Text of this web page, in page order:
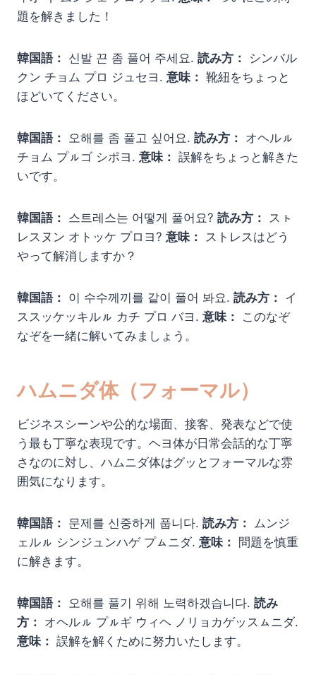
題を解きました！
韓国語： 신발 끈 좀 풀어 주세요. 読み方：
シンバル
クン チョム プロ ジュセヨ. 意味： 靴紐をちょっと
ほどいてください。
韓国語： 오해를 좀 풀고 싶어요. 読み方： オヘルㇽ
チョム プㇽゴ シポヨ. 意味： 誤解をちょっと解きた
いです。
韓国語： 스트레스는 어떻게 풀어요? 読み方： スㇳ
レスヌン オトッケ プロヨ? 意味： ストレスはどう
やって解消しますか？
韓国語： 이 수수께끼를 같이 풀어 봐요. 読み方： イ
ススッケッキルㇽ カチ プロ バヨ. 意味：
このなぞ
なぞを一緒に解いてみましょう。
ハムニダ体（フォーマル）
ビジネスシーンや公的な場面、接客、発表などで使
う最も丁寧な表現です。ヘヨ体が日常会話的な丁寧
さなのに対し、ハムニダ体はグッとフォーマルな雰
囲気になります。
韓国語： 문제를 신중하게 풉니다. 読み方： ムンジ
ェルㇽ シンジュンハゲ プㇺニダ. 意味：
問題を慎重
に解きます。
韓国語： 오해를 풀기 위해 노력하겠습니다. 読み
方： オヘルㇽ プㇽギ ウィヘ ノリョカゲッスㇺニダ.
意味： 誤解を解くために努力いたします。